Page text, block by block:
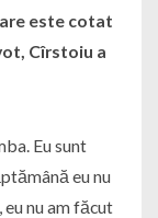
este cotat
Cîrstoiu a
Eu sunt
eu nu
nu am făcut